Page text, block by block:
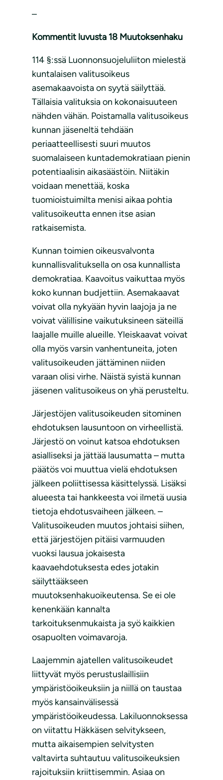
–
Kommentit luvusta 18 Muutoksenhaku
114 §:ssä Luonnonsuojeluliiton mielestä
kuntalaisen valitusoikeus
asemakaavoista on syytä säilyttää.
Tällaisia valituksia on kokonaisuuteen
nähden vähän. Poistamalla valitusoikeus
kunnan jäseneltä tehdään
periaatteellisesti suuri muutos
suomalaiseen kuntademokratiaan pienin
potentiaalisin aikasäästöin. Niitäkin
voidaan menettää, koska
tuomioistuimilta menisi aikaa pohtia
valitusoikeutta ennen itse asian
ratkaisemista.
Kunnan toimien oikeusvalvonta
kunnallisvalituksella on osa kunnallista
demokratiaa. Kaavoitus vaikuttaa myös
koko kunnan budjettiin. Asemakaavat
voivat olla nykyään hyvin laajoja ja ne
voivat välillisine vaikutuksineen säteillä
laajalle muille alueille. Yleiskaavat voivat
olla myös varsin vanhentuneita, joten
valitusoikeuden jättäminen niiden
varaan olisi virhe. Näistä syistä kunnan
jäsenen valitusoikeus on yhä perusteltu.
Järjestöjen valitusoikeuden sitominen
ehdotuksen lausuntoon on virheellistä.
Järjestö on voinut katsoa ehdotuksen
asialliseksi ja jättää lausumatta – mutta
päätös voi muuttua vielä ehdotuksen
jälkeen poliittisessa käsittelyssä. Lisäksi
alueesta tai hankkeesta voi ilmetä uusia
tietoja ehdotusvaiheen jälkeen. –
Valitusoikeuden muutos johtaisi siihen,
että järjestöjen pitäisi varmuuden
vuoksi lausua jokaisesta
kaavaehdotuksesta edes jotakin
säilyttääkseen
muutoksenhakuoikeutensa. Se ei ole
kenenkään kannalta
tarkoituksenmukaista ja syö kaikkien
osapuolten voimavaroja.
Laajemmin ajatellen valitusoikeudet
liittyvät myös perustuslaillisiin
ympäristöoikeuksiin ja niillä on taustaa
myös kansainvälisessä
ympäristöoikeudessa. Lakiluonnoksessa
on viitattu Häkkäsen selvitykseen,
mutta aikaisempien selvitysten
valtavirta suhtautuu valitusoikeuksien
rajoituksiin kriittisemmin. Asiaa on